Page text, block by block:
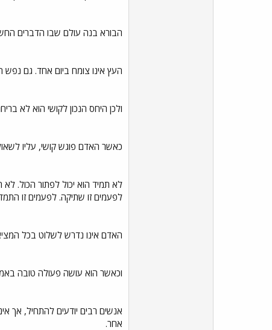
הבורא בנה עולם שבו הדברים
העץ אינו צומח ביום אחד. גם
ולכן היחס הנכון לקושי הוא לא
כאשר האדם פוגש קושי, עליו
לא תמיד הוא יכול לפתור הכול.
לפעמים זו שתיקה. לפעמים זו
האדם אינו נדרש לשלוט בכל
וכאשר הוא עושה פעולה טובה
אנשים רבים יודעים להתחיל, אך
אחר.